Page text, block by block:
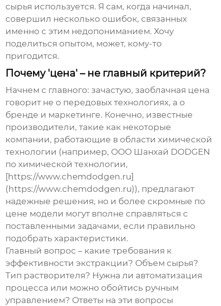
сырья используется. Я сам, когда начинал,
совершил несколько ошибок, связанных
именно с этим недопониманием. Хочу
поделиться опытом, может, кому-то
пригодится.
Почему 'цена' – не главный критерий?
Начнем с главного: зачастую, заоблачная цена
говорит не о передовых технологиях, а о
бренде и маркетинге. Конечно, известные
производители, такие как некоторые
компании, работающие в области химической
технологии (например, ООО Шанхай DODGEN
по химической технологии,
[https://www.chemdodgen.ru]
(https://www.chemdodgen.ru)), предлагают
надежные решения, но и более скромные по
цене модели могут вполне справляться с
поставленными задачами, если правильно
подобрать характеристики.
Главный вопрос – какие требования к
эффективности экстракции? Объем сырья?
Тип растворителя? Нужна ли автоматизация
процесса или можно обойтись ручным
управлением? Ответы на эти вопросы